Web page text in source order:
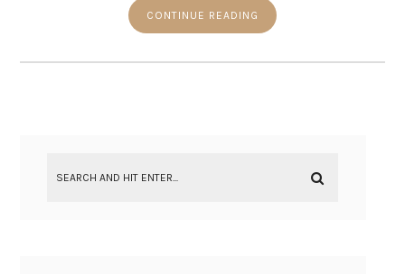
CONTINUE READING